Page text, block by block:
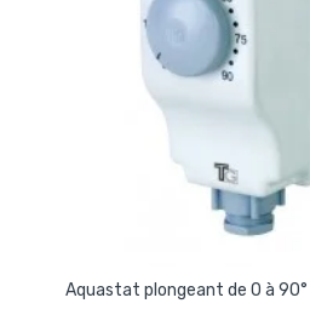
Aquastat plongeant de 0 à